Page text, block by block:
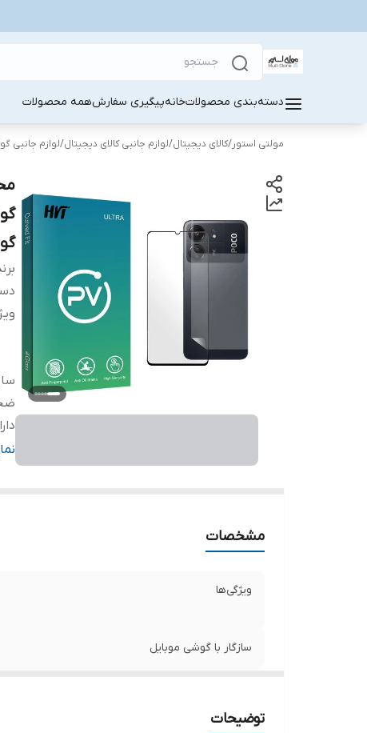
دسته‌بندی محصولاتخانهپیگیری سفارشهمه محصولات
مولتی استور/کالای دیجیتال/لوازم جانبی کالای دیجیتال/لوازم جانبی
مشخصات
ویژگی‌ها
سازگار با گوشی موبایل
دارای محافظ برای قسمت
توضیحات